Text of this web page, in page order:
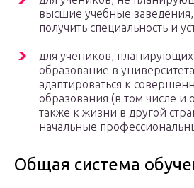
высшие учебные
получить специальность и
для учеников,
образование в
адаптироваться к
образования (в том числе и
также к жизни в другой
начальные
Общая система